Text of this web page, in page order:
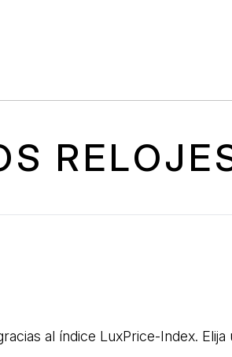
al índice LuxPrice-Index.